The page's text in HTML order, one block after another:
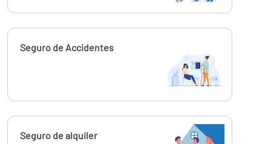
Calcúlalo ahora
Seguro de Accidentes
Calcúlalo ahora
Seguro de alquiler